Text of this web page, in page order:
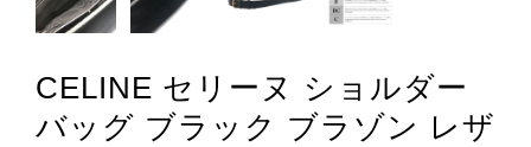
CELINE セリーヌ ショルダー
バッグ ブラック ブラゾン レザ